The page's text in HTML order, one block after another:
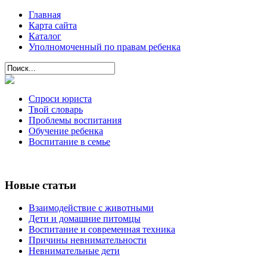
Главная
Карта сайта
Каталог
Уполномоченный по правам ребенка
Спроси юриста
Твой словарь
Проблемы воспитания
Обучение ребенка
Воспитание в семье
Новые статьи
Взаимодействие с животными
Дети и домашние питомцы
Воспитание и современная техника
Причины невнимательности
Невнимательные дети